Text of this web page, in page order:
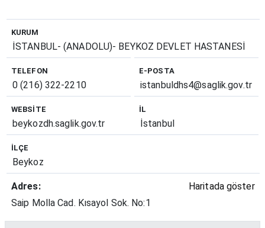
KURUM
İSTANBUL- (ANADOLU)- BEYKOZ DEVLET HASTANESİ
TELEFON
0 (216) 322-2210
E-POSTA
istanbuldhs4@saglik.gov.tr
WEBSITE
beykozdh.saglik.gov.tr
İL
İstanbul
İLÇE
Beykoz
Adres:
Haritada göster
Saip Molla Cad. Kısayol Sok. No:1